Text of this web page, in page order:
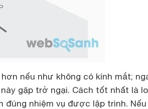
nếu như không có kính mắt;
gặp trở ngại. Cách tốt nhất là
đúng nhiệm vụ được lập trình.